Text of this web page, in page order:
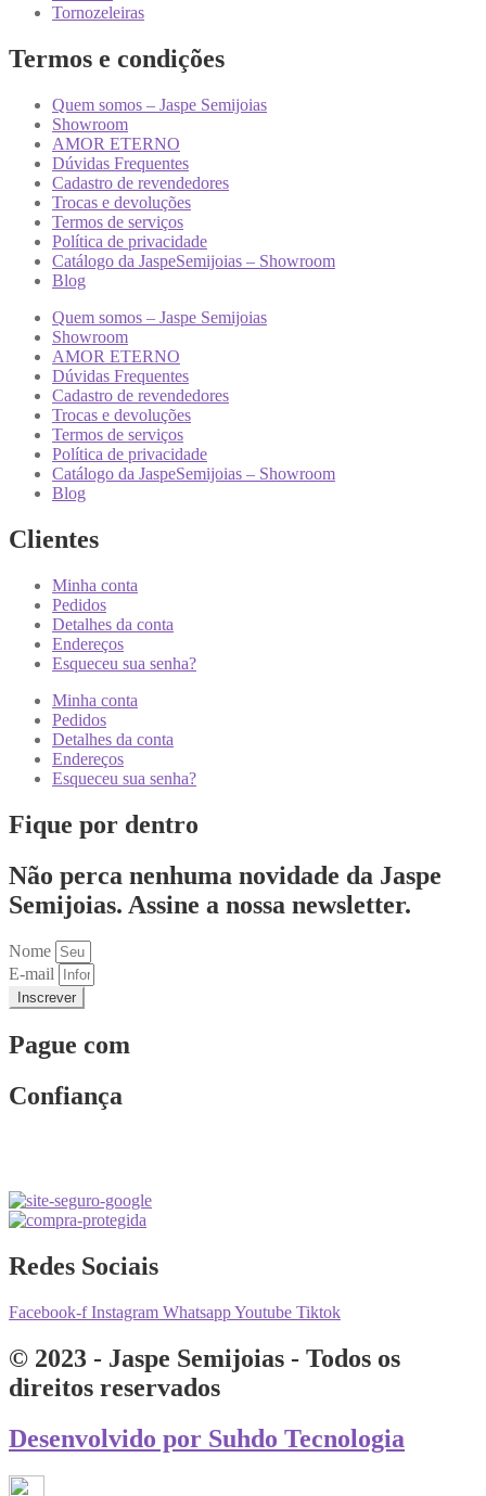
Tornozeleiras
Termos e condições
Quem somos – Jaspe Semijoias
Showroom
AMOR ETERNO
Dúvidas Frequentes
Cadastro de revendedores
Trocas e devoluções
Termos de serviços
Política de privacidade
Catálogo da JaspeSemijoias – Showroom
Blog
Quem somos – Jaspe Semijoias
Showroom
AMOR ETERNO
Dúvidas Frequentes
Cadastro de revendedores
Trocas e devoluções
Termos de serviços
Política de privacidade
Catálogo da JaspeSemijoias – Showroom
Blog
Clientes
Minha conta
Pedidos
Detalhes da conta
Endereços
Esqueceu sua senha?
Minha conta
Pedidos
Detalhes da conta
Endereços
Esqueceu sua senha?
Fique por dentro
Não perca nenhuma novidade da Jaspe
Semijoias. Assine a nossa newsletter.
Nome
E-mail
Inscrever
Pague com
Confiança
Redes Sociais
Facebook-f Instagram WhatsappYoutube Tiktok
© 2023 - Jaspe Semijoias - Todos os
direitos reservados
Desenvolvido por Suhdo Tecnologia